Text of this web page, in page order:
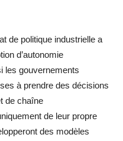
de politique industrielle a
d’autonomie
les gouvernements
à prendre des décisions
de chaîne
de leur propre
des modèles